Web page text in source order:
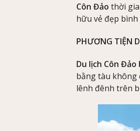
Côn Đảo thời
hữu vẻ đẹp
PHƯƠNG TIỆN
Du lịch Côn
bằng tàu không
lênh đênh trên